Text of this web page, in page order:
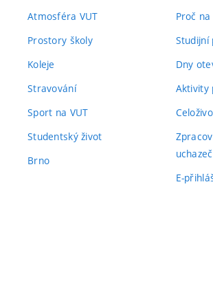
Atmosféra VUT
Prostory školy
Koleje
Stravování
Sport na VUT
Studentský život
Brno
Proč na
Studijní
Dny
Aktivity
E-